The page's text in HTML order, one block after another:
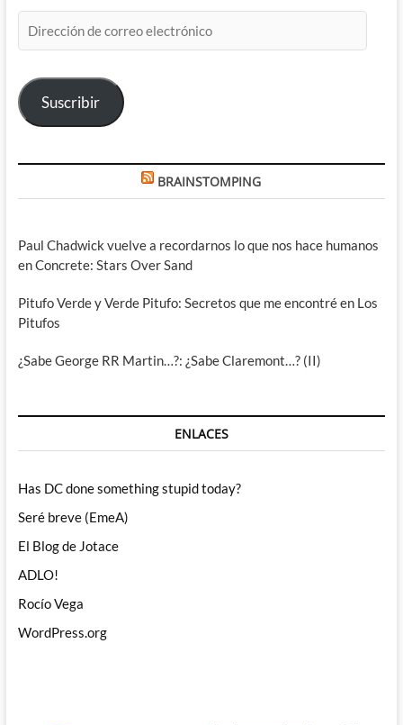
a
lo
mejor
se
de
electrónico
Suscribir
BRAINSTOMPING
Paul Chadwick vuelve a recordarnos lo que nos hace humanos
en Concrete: Stars Over Sand
Pitufo Verde y Verde Pitufo: Secretos que me encontré en Los
Pitufos
¿Sabe George RR Martin…?: ¿Sabe Claremont…? (II)
ENLACES
Has DC done something stupid today?
Seré breve (EmeA)
El Blog de Jotace
ADLO!
Rocío Vega
WordPress.org